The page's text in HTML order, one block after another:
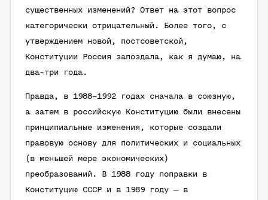
существенных изменений? Ответ на этот вопрос
категорически отрицательный. Более того, с
утверждением новой, постсоветской,
Конституции Россия запоздала, как я думаю, на
два-три года.
Правда, в 1988–1992 годах сначала в союзную,
а затем в российскую Конституцию были внесены
принципиальные изменения, которые создали
правовую основу для политических и социальных
(в меньшей мере экономических)
преобразований. В 1988 году поправки в
Конституцию СССР и в 1989 году — в